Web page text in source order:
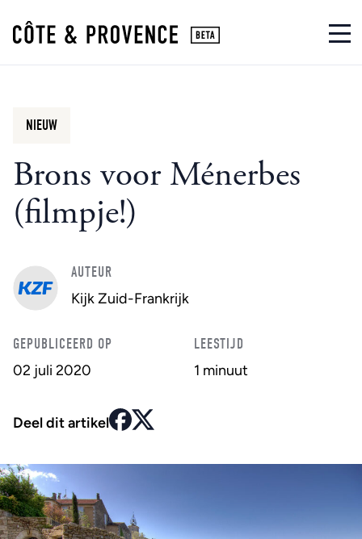
Brons voor Ménerbes
(filmpje!)
NIEUW
AUTEUR
Kijk Zuid-Frankrijk
GEPUBLICEERD OP
02 juli 2020
LEESTIJD
1 minuut
Deel dit artikel